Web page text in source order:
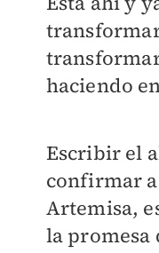
haciendo
Escribir el
confirmar
Artemisa,
la